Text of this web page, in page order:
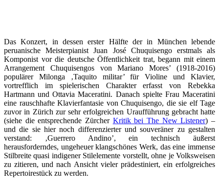
Das Konzert, in dessen erster Hälfte der in München lebende
peruanische Meisterpianist Juan José Chuquisengo erstmals als
Komponist vor die deutsche Öffentlichkeit trat, begann mit einem
Arrangement Chuquisengos von Mariano Mores’ (1918-2016)
populärer Milonga ‚Taquito militar’ für Violine und Klavier,
vortrefflich im spielerischen Charakter erfasst von Rebekka
Hartmann und Ottavia Maceratini. Danach spielte Frau Maceratini
eine rauschhafte Klavierfantasie von Chuquisengo, die sie elf Tage
zuvor in Zürich zur sehr erfolgreichen Uraufführung gebracht hatte
(siehe die entsprechende Zürcher Kritik bei The New Listener) –
und die sie hier noch differenzierter und souveräner zu gestalten
verstand: ‚Guerrero Andino’, ein technisch äußerst
herausforderndes, ungeheuer klangschönes Werk, das eine immense
Stilbreite quasi indigener Stilelemente vorstellt, ohne je Volksweisen
zu zitieren, und nach Ansicht vieler prädestiniert, ein erfolgreiches
Repertoirestück zu werden.